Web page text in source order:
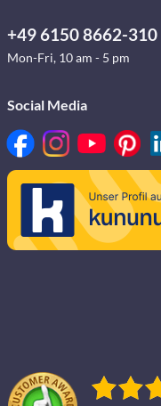
+49 6150 8662-310
Mon-Fri, 10 am - 5 pm
Social Media